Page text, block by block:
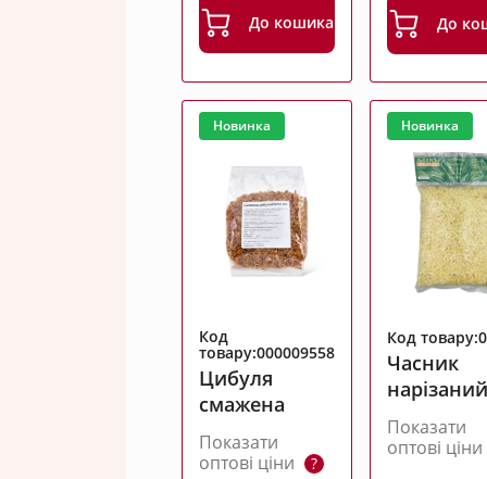
До кошика До
Новинка
Код
товару:000009558
Цибуля
смажена
POZNAN
ONION 0,5
Показати
оптові ціни
?
Новинка
Код
Часник
Показати
оптові ціни